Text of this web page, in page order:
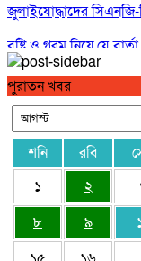
জুলাইযোদ্ধাদের সিএনজি-
বৃষ্টি ও গরম নিয়ে যে
পে স্কেল নিয়ে বড় সুখবর,
পুরাতন খবর
শনি রবি
১
২
৮
৯